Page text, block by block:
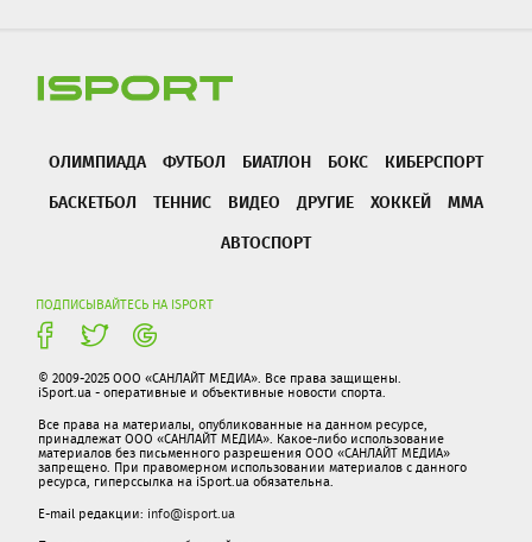
ОЛИМПИАДА ФУТБОЛ БИАТЛОН БОКС
КИБЕРСПОРТ
БАСКЕТБОЛ
ТЕННИС ВИДЕО ДРУГИЕ ХОККЕЙ
ММА
АВТОСПОРТ
ПОДПИСЫВАЙТЕСЬ НА ISPORT
© 2009-2025 ООО «САНЛАЙТ МЕДИА». Все права защищены.
iSport.ua - оперативные и объективные новости спорта.
Все права на материалы, опубликованные на данном ресурсе,
принадлежат ООО «САНЛАЙТ МЕДИА». Какое-либо использование
материалов без письменного разрешения ООО «САНЛАЙТ МЕДИА»
запрещено. При правомерном использовании материалов с данного
ресурса, гиперссылка на iSport.ua обязательна.
E-mail редакции: info@isport.ua